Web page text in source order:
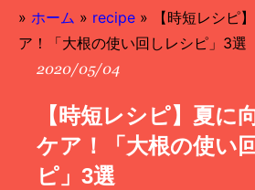
» ホーム » recipe »
【時短レシピ
ア！「大根の使い回しレシピ」3選
2020/05/04
【時短レシピ】夏に
ケア！「大根の使い
ピ」3選